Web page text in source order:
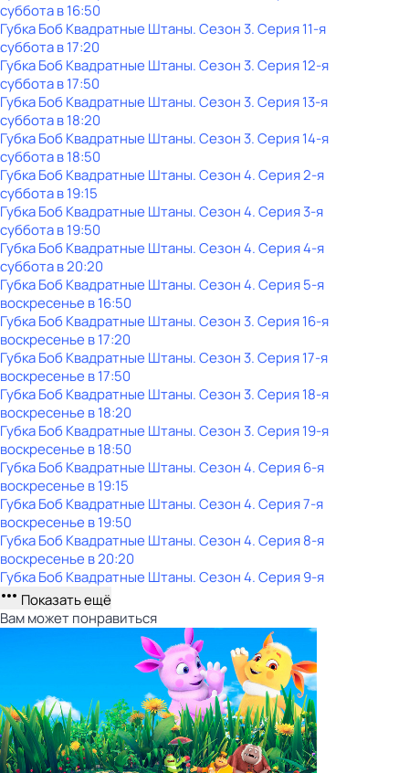
субботав16:50
Губка Боб Квадратные Штаны. Сезон 3. Серия 11-я
субботав17:20
Губка Боб Квадратные Штаны. Сезон 3. Серия 12-я
субботав17:50
Губка Боб Квадратные Штаны. Сезон 3. Серия 13-я
субботав18:20
Губка Боб Квадратные Штаны. Сезон 3. Серия 14-я
субботав18:50
Губка Боб Квадратные Штаны. Сезон 4. Серия 2-я
субботав19:15
Губка Боб Квадратные Штаны. Сезон 4. Серия 3-я
субботав19:50
Губка Боб Квадратные Штаны. Сезон 4. Серия 4-я
субботав20:20
Губка Боб Квадратные Штаны. Сезон 4. Серия 5-я
воскресенье в16:50
Губка Боб Квадратные Штаны. Сезон 3. Серия 16-я
воскресенье в17:20
Губка Боб Квадратные Штаны. Сезон 3. Серия 17-я
воскресенье в17:50
Губка Боб Квадратные Штаны. Сезон 3. Серия 18-я
воскресенье в18:20
Губка Боб Квадратные Штаны. Сезон 3. Серия 19-я
воскресенье в18:50
Губка Боб Квадратные Штаны. Сезон 4. Серия 6-я
воскресенье в19:15
Губка Боб Квадратные Штаны. Сезон 4. Серия 7-я
воскресенье в19:50
Губка Боб Квадратные Штаны. Сезон 4. Серия 8-я
воскресенье в20:20
Губка Боб Квадратные Штаны. Сезон 4. Серия 9-я
Показать ещё
Вам может понравиться